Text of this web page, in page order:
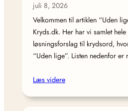
juli 8, 2026
Velkommen til artiklen “Uden
Kryds.dk. Her har vi samlet
løsningsforslag til krydsord,
“Uden lige”. Listen nedenfor er
Læs videre